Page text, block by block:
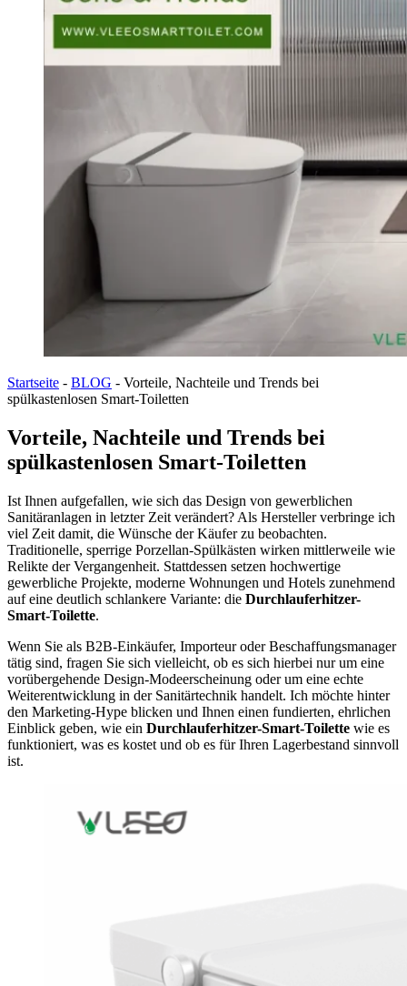
Startseite - BLOG - Vorteile, Nachteile und Trends bei
spülkastenlosen Smart-Toiletten
Vorteile, Nachteile und Trends bei
spülkastenlosen Smart-Toiletten
Ist Ihnen aufgefallen, wie sich das Design von gewerblichen
Sanitäranlagen in letzter Zeit verändert? Als Hersteller verbringe ich
viel Zeit damit, die Wünsche der Käufer zu beobachten.
Traditionelle, sperrige Porzellan-Spülkästen wirken mittlerweile wie
Relikte der Vergangenheit. Stattdessen setzen hochwertige
gewerbliche Projekte, moderne Wohnungen und Hotels zunehmend
auf eine deutlich schlankere Variante: die Durchlauferhitzer-
Smart-Toilette.
Wenn Sie als B2B-Einkäufer, Importeur oder Beschaffungsmanager
tätig sind, fragen Sie sich vielleicht, ob es sich hierbei nur um eine
vorübergehende Design-Modeerscheinung oder um eine echte
Weiterentwicklung in der Sanitärtechnik handelt. Ich möchte hinter
den Marketing-Hype blicken und Ihnen einen fundierten, ehrlichen
Einblick geben, wie ein Durchlauferhitzer-Smart-Toilette wie es
funktioniert, was es kostet und ob es für Ihren Lagerbestand sinnvoll
ist.